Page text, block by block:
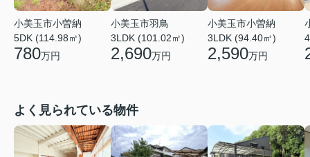
小美玉市小曽納
5DK (114.98㎡)
780万円
小美玉市羽鳥
3LDK (101.02㎡)
2,690万円
小美玉市小曽納
3LDK (94.40㎡)
2,590万円
よく見られている物件